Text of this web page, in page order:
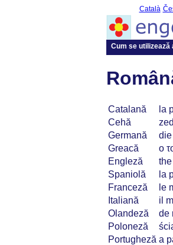
Català
Cum se utilizează
Catalană
la
Cehă
Germană
Greacă
ο
Engleză
the
Spaniolă
la
Franceză
le
Italiană
il
Olandeză
de
Poloneză
Portugheză a